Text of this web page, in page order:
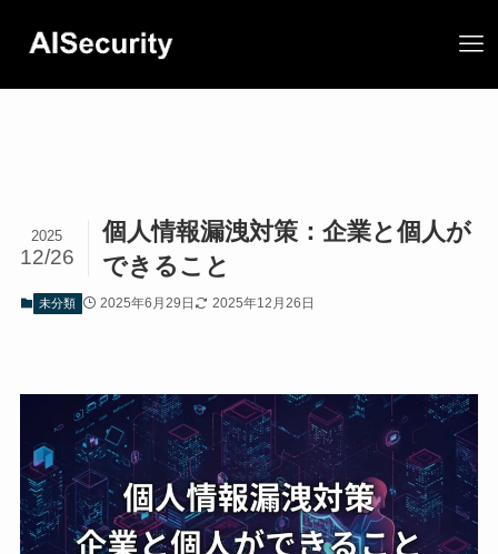
個人情報漏洩対策：企業と個人が
できること
2025
12/26
未分類 2025年6月29日 2025年12月26日